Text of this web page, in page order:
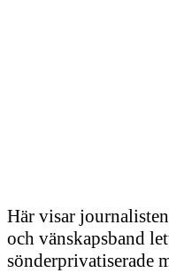
Här visar
och vänskapsband
sönderprivatiserade